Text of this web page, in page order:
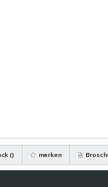
() merken